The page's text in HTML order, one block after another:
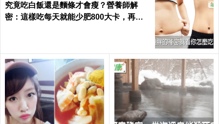
究竟吃白飯還是麵條才會瘦？營養師解
密：這樣吃每天就能少肥800大卡，再也